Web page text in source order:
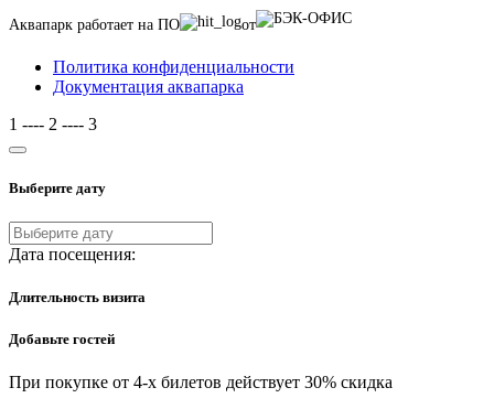
Аквапарк работает на ПО от
Политика конфиденциальности
Документация аквапарка
1 ---- 2 ---- 3
Выберите дату
Дата посещения:
Длительность визита
Добавьте гостей
При покупке от 4-х билетов действует 30% скидка